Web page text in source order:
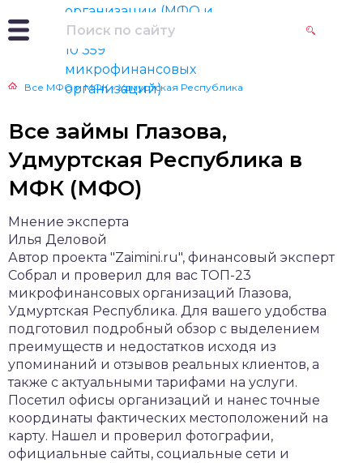
Все МФО и МФК » Удмуртская Республика
Все займы Глазова,
Удмуртская Республика в
МФК (МФО)
Мнение эксперта
Илья Деловой
Автор проекта "Zaimini.ru", финансовый эксперт
Собрал и проверил для вас ТОП-23
микрофинансовых организаций Глазова,
Удмуртская Республика. Для вашего удобства
подготовил подробный обзор с выделением
преимуществ и недостатков исходя из
упоминаний и отзывов реальных клиентов, а
также с актуальными тарифами на услуги.
Посетил офисы организаций и нанес точные
координаты фактических местоположений на
карту. Нашел и проверил фотографии,
официальные сайты, социальные сети и